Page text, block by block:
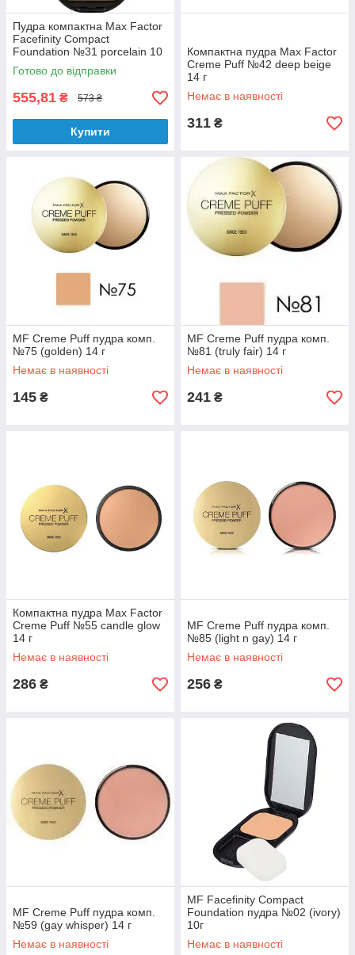
Пудра компактна Max Factor
Facefinity Compact
Foundation №31 porcelain 10
гГотово до відправки
555,81 ₴ 573 ₴
Купити
Компактна пудра Max Factor
Creme Puff №42 deep beige
14 г
Немає в наявності
311 ₴
MF Creme Puff пудра комп.
№75 (golden) 14 г
Немає в наявності
145 ₴
MF Creme Puff пудра комп.
№81 (truly fair) 14 г
Немає в наявності
241 ₴
Компактна пудра Max Factor
Creme Puff №55 candle glow
14 г
Немає в наявності
286 ₴
MF Creme Puff пудра комп.
№85 (light n gay) 14 г
Немає в наявності
256 ₴
MF Creme Puff пудра комп.
№59 (gay whisper) 14 г
Немає в наявності
MF Facefinity Compact
Foundation пудра №02 (ivory)
10г
Немає в наявності